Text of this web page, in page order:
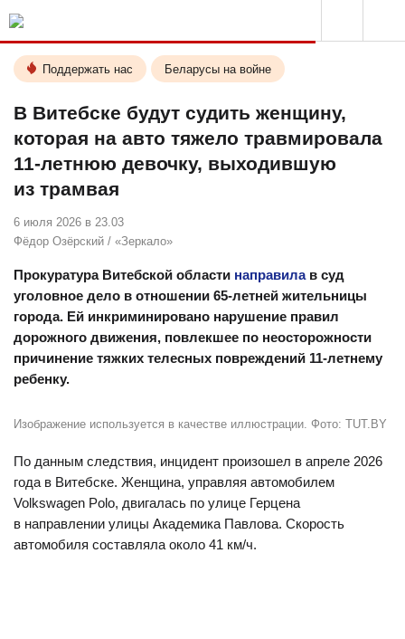
Поддержать нас Беларусы на войне
В Витебске будут судить женщину,
которая на авто тяжело травмировала
11-летнюю девочку, выходившую
из трамвая
6 июля 2026 в 23.03
Фёдор Озёрский / «Зеркало»
Прокуратура Витебской области направилав суд
уголовное дело в отношении 65-летней жительницы
города. Ей инкриминировано нарушение правил
дорожного движения, повлекшее по неосторожности
причинение тяжких телесных повреждений 11-летнему
ребенку.
Изображение используется в качестве иллюстрации. Фото: TUT.BY
По данным следствия, инцидент произошел в апреле 2026
года в Витебске. Женщина, управляя автомобилем
Volkswagen Polo, двигалась по улице Герцена
в направлении улицы Академика Павлова. Скорость
автомобиля составляла около 41 км/ч.